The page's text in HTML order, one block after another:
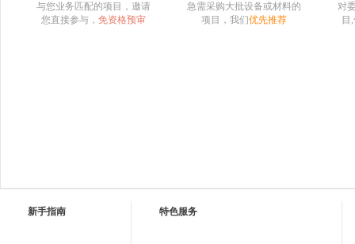
与您业务匹配的项目，邀请
您直接参与， 免资格预审
急需采购大批设备或材料的
项目，我们优先推荐
对
目
新手指南 特色服务